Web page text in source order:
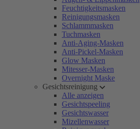
Feuchtigkeitsmasken
Reinigungsmasken
Schlammmasken
Tuchmasken
Anti-Aging-Masken
Anti-Pickel-Masken
Glow Masken
Mitesser-Masken
Overnight Maske
Gesichtsreinigung
Alle anzeigen
Gesichtspeeling
Gesichtswasser
Mizellenwasser